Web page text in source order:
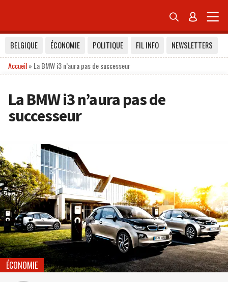
 
BELGIQUE ÉCONOMIE POLITIQUE FIL INFO
NEWSLETTERS
Accueil» La BMW i3 n’aura pas de successeur
La BMW i3 n’aura pas de
successeur
ÉCONOMIE